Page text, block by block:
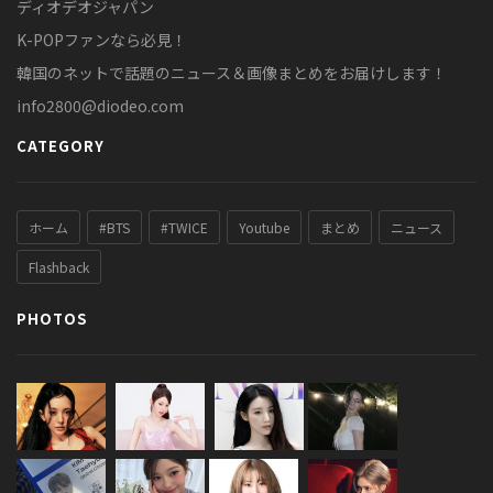
ディオデオジャパン
K-POPファンなら必見！
韓国のネットで話題のニュース＆画像まとめをお届けします！
info2800@diodeo.com
CATEGORY
ホーム #BTS #TWICE Youtube まとめ ニュース
Flashback
PHOTOS